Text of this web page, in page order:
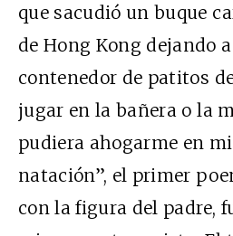
que sacudió un buque
de Hong Kong dejando
contenedor de patitos
jugar en la bañera o la
pudiera ahogarme en
natación”, el primer
con la figura del padre,